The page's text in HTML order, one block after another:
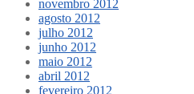
novembro 2012
agosto 2012
julho 2012
junho 2012
maio 2012
abril 2012
fevereiro 2012